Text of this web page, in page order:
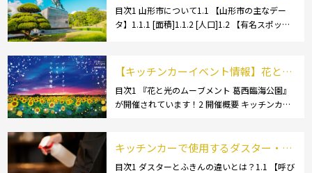
安のレンタル・リース！営業許可取得
の流れも解説！
目次1 山形市について1.1 【山形市の主なデー
タ】1.1.1 [面積]1.1.2 [人口]1.2 【有名スポッ
【キッチンカーイベント情報】花と光
のムーブメント 葛西臨海公園が開催さ
れています！
目次1 『花と光のムーブメント 葛西臨海公園』
が開催されています！2 開催概要 キッチンカー
ルメイベントが催されています。 開業前にキ
キッチンカーで使用するダスター・ふ
きんの選び方とは？おすすめ商品3選
目次1 ダスターとふきんの違いとは？1.1 【呼び